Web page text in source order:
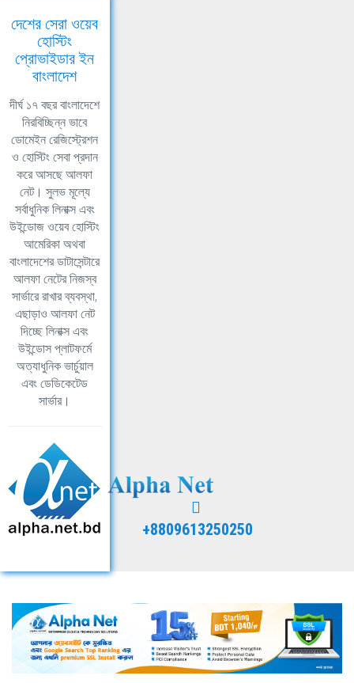
দেশের সেরা ওয়েব
হোস্টিং
প্রোভাইডার ইন
বাংলাদেশ
দীর্ঘ ১৭ বছর বাংলাদেশে
নিরবিচ্ছিন্ন ভাবে
ডোমেইন রেজিস্ট্রেশন
ও হোস্টিং সেবা প্রদান
করে আসছে আলফা
নেট। সুলভ মূল্যে
সর্বাধুনিক লিনাক্স এবং
উইন্ডোজ ওয়েব হোস্টিং
আমেরিকা অথবা
বাংলাদেশের ডাটাসেন্টারে
আলফা নেটের নিজস্ব
সার্ভারে রাখার ব্যবস্থা,
এছাড়াও আলফা নেট
দিচ্ছে লিনাক্স এবং
উইন্ডোস প্লাটফর্মে
অত্যাধুনিক ভার্চুয়াল
এবং ডেডিকেটেড
সার্ভার।
+8809613250250